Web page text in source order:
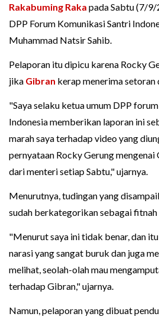
Rakabuming Raka pada Sabtu (7/
DPP Forum Komunikasi Santri
Muhammad Natsir Sahib.
Pelaporan itu dipicu karena Rocky
jika Gibran kerap menerima setoran
"Saya selaku ketua umum DPP
Indonesia memberikan laporan ini
marah saya terhadap video yang
pernyataan Rocky Gerung
dari menteri setiap Sabtu," ujarnya.
Menurutnya, tudingan yang
sudah berkategorikan sebagai
"Menurut saya ini tidak benar, dan
narasi yang sangat buruk dan juga
melihat, seolah-olah mau
terhadap Gibran," ujarnya.
Namun, pelaporan yang dibuat